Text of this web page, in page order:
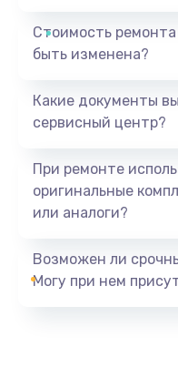
Стоимость
быть изменена?
Какие документы
сервисный центр?
При ремонте
оригинальные
или аналоги?
Возможен ли
Могу при нем